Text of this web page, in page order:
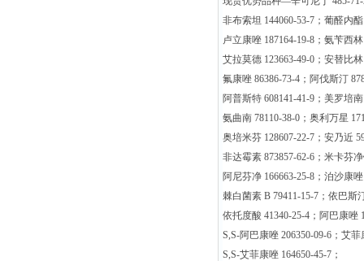
非布索坦 144060-53-7；葡醛内
卢立康唑 187164-19-8；氨苄西
艾拉莫德 123663-49-0；安替比
氟康唑 86386-73-4；阿伐斯汀
阿普斯特 608141-41-9；美罗培
氨曲南 78110-38-0；奥利万星
奥培米芬 128607-22-7；安乃近
非达霉素 873857-62-6；米卡芬
阿尼芬净 166663-25-8；泊沙康
棘白菌素 B 79411-15-7；依巴斯
依托度酸 41340-25-4；阿巴康唑
S,S-阿巴康唑 206350-09-6；艾菲
S,S-艾菲康唑 164650-45-7；